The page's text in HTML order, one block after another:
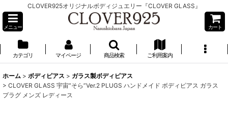
CLOVER925オリジナルボディジュエリー『CLOVER GLASS』
メニュー カート
カテゴリ マイページ 商品検索 ご利用案内
ホーム > ボディピアス > ガラス製ボディピアス
> CLOVER GLASS 宇宙“そら”Ver.2 PLUGS ハンドメイド ボディピアス ガラス
プラグ メンズ レディース